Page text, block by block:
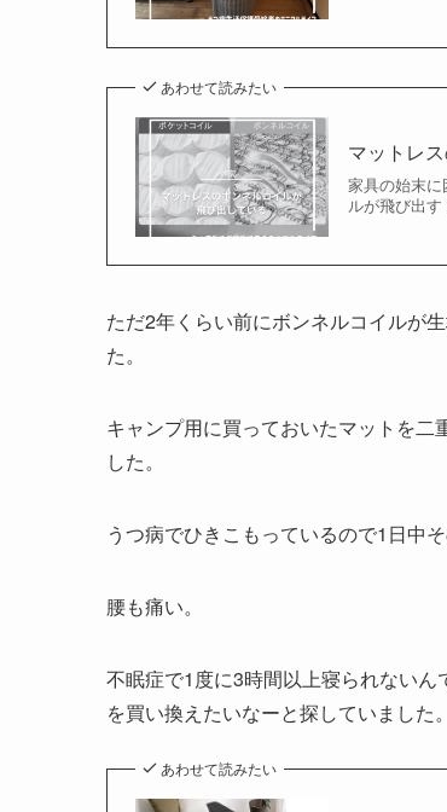
あわせて読みたい
マットレ
家具の始末
ルが飛び出
ただ2年くらい前にボンネルコイルが
た。
キャンプ用に買っておいたマットを二
した。
うつ病でひきこもっているので1日中
腰も痛い。
不眠症で1度に3時間以上寝られない
を買い換えたいなーと探していました。
あわせて読みたい